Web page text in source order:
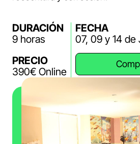
DURACIÓN
9 horas
PRECIO
390€ Online
FECHA
07, 09 y 14 de